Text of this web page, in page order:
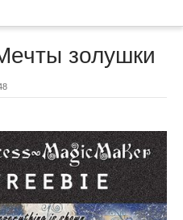
золушки